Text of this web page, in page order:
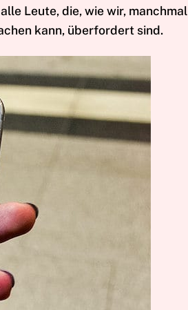
Leute, die, wie wir,
kann, überfordert sind.